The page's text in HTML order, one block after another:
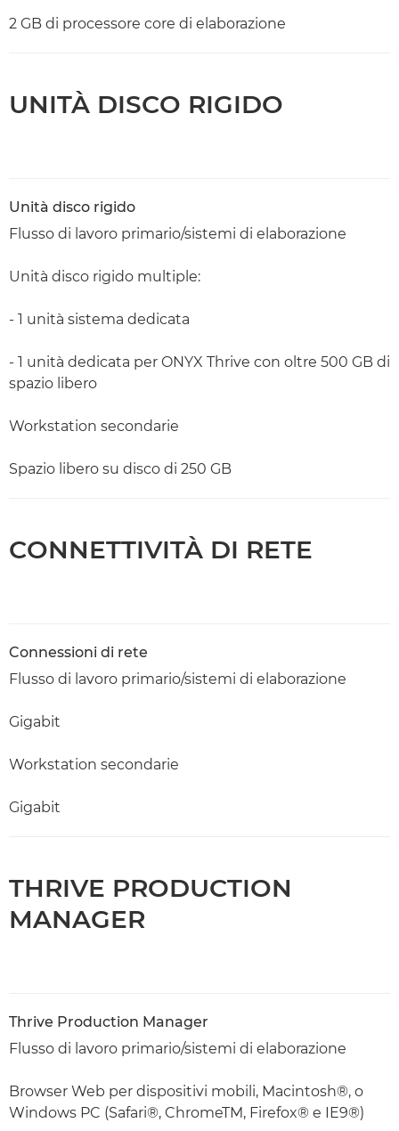
2 GB di processore core di elaborazione
UNITÀ DISCO RIGIDO
Unità disco rigido
Flusso di lavoro primario/sistemi di elaborazione
Unità disco rigido multiple:
- 1 unità sistema dedicata
- 1 unità dedicata per ONYX Thrive con oltre 500 GB di
spazio libero
Workstation secondarie
Spazio libero su disco di 250 GB
CONNETTIVITÀ DI RETE
Connessioni di rete
Flusso di lavoro primario/sistemi di elaborazione
Gigabit
Workstation secondarie
Gigabit
THRIVE PRODUCTION
MANAGER
Thrive Production Manager
Flusso di lavoro primario/sistemi di elaborazione
Browser Web per dispositivi mobili, Macintosh®, o
Windows PC (Safari®, ChromeTM, Firefox® e IE9®)